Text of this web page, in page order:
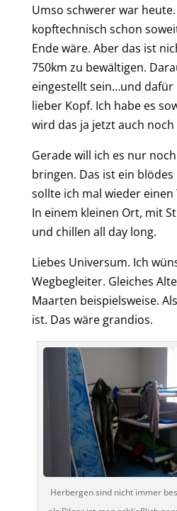
Umso schwerer war
kopftechnisch schon
Ende wäre. Aber das ist
750km zu bewältigen.
eingestellt sein…und dafür
lieber Kopf. Ich habe es
wird das ja jetzt auch
Geradewill ich es nur
bringen. Das ist ein
sollte ich mal wieder einen
In einem kleinen Ort, mit
und chillen all day long.
Liebes Universum. Ich
Wegbegleiter. Gleiches
Maarten beispielsweise.
ist. Das wäre grandios.
Herbergen sind nicht immer